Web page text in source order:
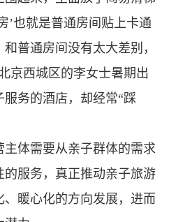
’也就是普通房间贴上卡通
普通房间没有太大差别，
京西城区的李女士暑期出
务的酒店，却经常“踩
体需要从亲子群体的需求
服务，真正推动亲子旅游
暖心化的方向发展，进而